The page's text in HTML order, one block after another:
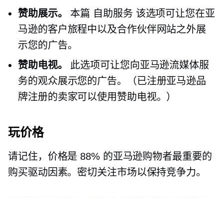
赞助展示。
本篇 自助服务 该选项可让您在亚
马逊的客户旅程中以及合作伙伴网站之外展
示您的广告。
赞助电视。
此选项可让您向亚马逊流媒体服
务的观众展示您的广告。（已注册亚马逊品
牌注册的卖家可以使用赞助电视。）
玩价格
请记住，价格是 88% 的亚马逊购物者最重要的
购买驱动因素。密切关注市场以保持竞争力。